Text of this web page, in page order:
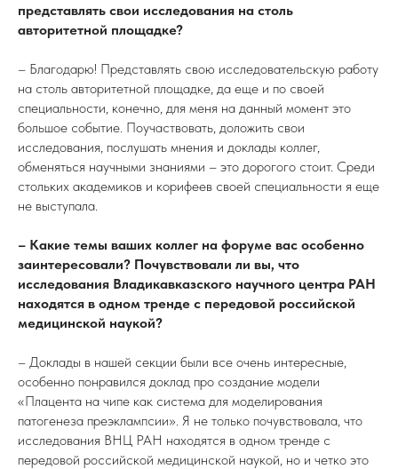
представлять свои исследования на столь
авторитетной площадке?
– Благодарю! Представлять свою исследовательскую работу
на столь авторитетной площадке, да еще и по своей
специальности, конечно, для меня на данный момент это
большое событие. Поучаствовать, доложить свои
исследования, послушать мнения и доклады коллег,
обменяться научными знаниями – это дорогого стоит. Среди
стольких академиков и корифеев своей специальности я еще
не выступала.
– Какие темы ваших коллег на форуме вас особенно
заинтересовали? Почувствовали ли вы, что
исследования Владикавказского научного центра РАН
находятся в одном тренде с передовой российской
медицинской наукой?
– Доклады в нашей секции были все очень интересные,
особенно понравился доклад про создание модели
«Плацента на чипе как система для моделирования
патогенеза преэклампсии». Я не только почувствовала, что
исследования ВНЦ РАН находятся в одном тренде с
передовой российской медицинской наукой, но и четко это